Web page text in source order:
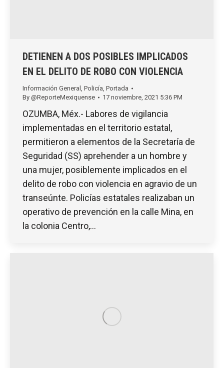
DETIENEN A DOS POSIBLES IMPLICADOS
EN EL DELITO DE ROBO CON VIOLENCIA
Información General Policía Portada
By @ReporteMexiquense 17 noviembre, 2021 5:36 PM
OZUMBA, Méx.- Labores de vigilancia
implementadas en el territorio estatal,
permitieron a elementos de la Secretaría de
Seguridad (SS) aprehender a un hombre y
una mujer, posiblemente implicados en el
delito de robo con violencia en agravio de un
transeúnte. Policías estatales realizaban un
operativo de prevención en la calle Mina, en
la colonia Centro,…